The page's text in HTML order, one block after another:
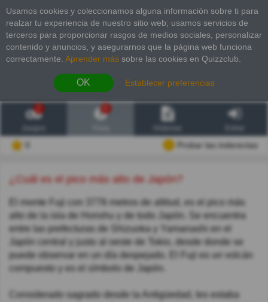
Usamos cookies y coleccionamos alguna información sobre ti para
realzar tu experiencia de nuestro sitio web; usamos servicios de
terceros para proporcionar rasgos de medios sociales, personalizar
contenido y anuncios, y asegurarnos que la página web funciona
correctamente. Aprender más sobre las cookies en Quizzclub.
OK Establecer preferencias
2
Probar las inderectas
¿Cuál es el pico más alto de Japón?
El monte Fuji con 3776 metros de altitud, es el pico más
alto de la isla de Honshu y de todo Japón. Se encuentra
entre las prefecturas de Shizuoka y Yamanashi en el
Japón central y justo al oeste de Tokio, desde donde se
puede observar en un día despejado. El Fuji es un volcán
compuesto y es el símbolo de Japón.
Considerado sagrado desde la Antigüedad, les estaba